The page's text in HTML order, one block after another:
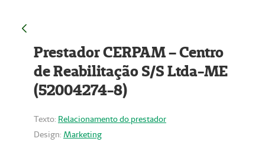
Prestador CERPAM – Centro
de Reabilitação S/S Ltda-ME
(52004274-8)
Texto: Relacionamento do prestador
Design: Marketing